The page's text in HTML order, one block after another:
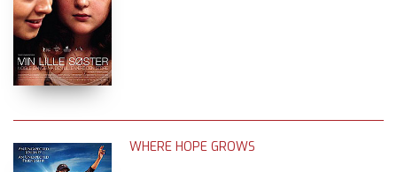
WHERE HOPE GROWS